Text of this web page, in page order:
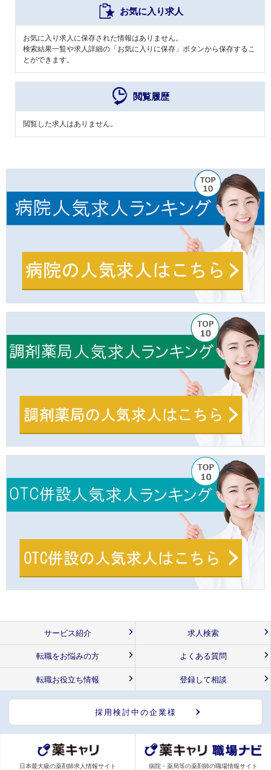
お気に入り求人
お気に入り求人に保存された情報はありません。
検索結果一覧や求人詳細の「お気に入りに保存」ボタンから保存するこ
とができます。
閲覧履歴
閲覧した求人はありません。
サービス紹介 求人検索
転職をお悩みの方 よくある質問
転職お役立ち情報 登録して相談
採用検討中の企業様
日本最大級の薬剤師求人情報サイト 病院・薬局等の薬剤師の職場情報サイト